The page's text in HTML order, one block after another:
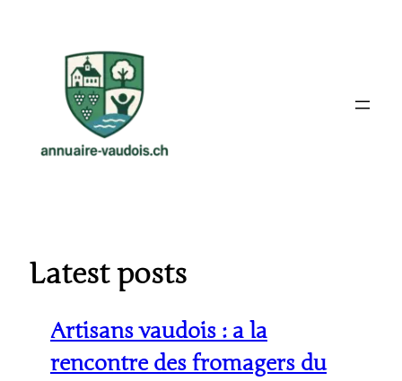
Latest posts
Artisans vaudois : a la
rencontre des fromagers du